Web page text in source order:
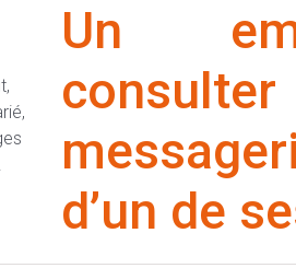
Un
consulter
d’un de